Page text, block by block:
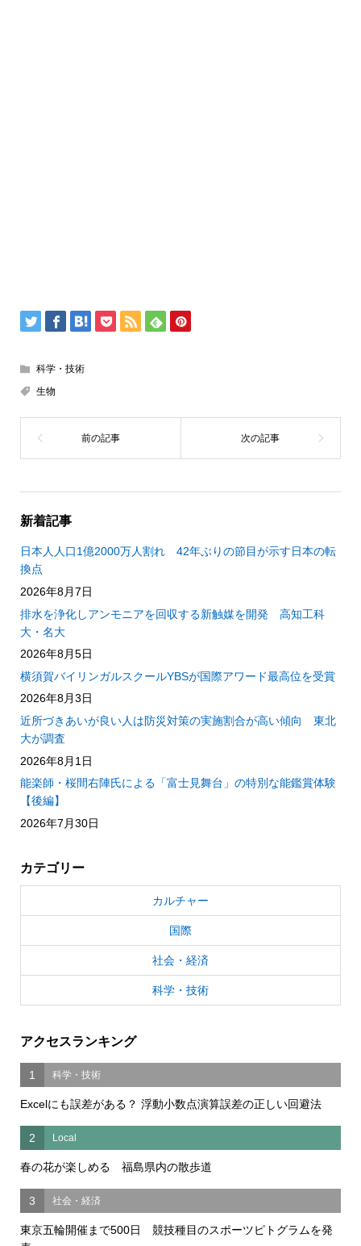
科学・技術
生物
新着記事
日本人人口1億2000万人割れ 42年ぶりの節目が示す日本の転
換点
2026年8月7日
排水を浄化しアンモニアを回収する新触媒を開発 高知工科
大・名大
2026年8月5日
横須賀バイリンガルスクールYBSが国際アワード最高位を受賞
2026年8月3日
近所づきあいが良い人は防災対策の実施割合が高い傾向 東北
大が調査
2026年8月1日
能楽師・桜間右陣氏による「富士見舞台」の特別な能鑑賞体験
【後編】
2026年7月30日
カテゴリー
カルチャー
国際
社会・経済
科学・技術
アクセスランキング
1 科学・技術
Excelにも誤差がある？ 浮動小数点演算誤差の正しい回避法
2 Local
春の花が楽しめる 福島県内の散歩道
3 社会・経済
東京五輪開催まで500日 競技種目のスポーツピトグラムを発